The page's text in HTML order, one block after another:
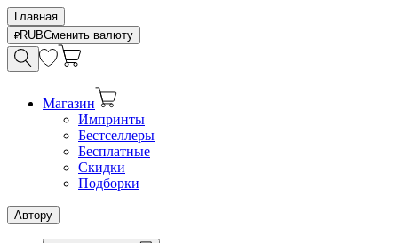
Главная
RUBСменить валюту
Магазин
Импринты
Бестселлеры
Бесплатные
Скидки
Подборки
Автору